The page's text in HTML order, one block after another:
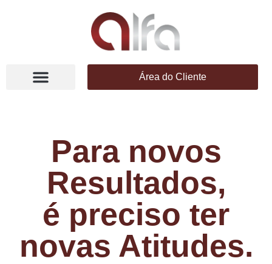
Área do Cliente
Para novos
Resultados,
é preciso ter
novas Atitudes.